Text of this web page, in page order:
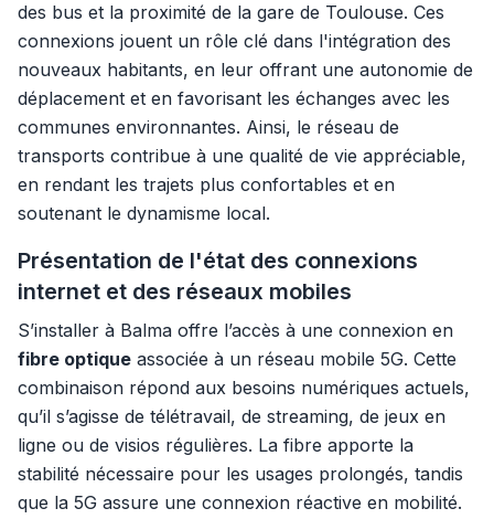
des bus et la proximité de la gare de Toulouse. Ces
connexions jouent un rôle clé dans l'intégration des
nouveaux habitants, en leur offrant une autonomie de
déplacement et en favorisant les échanges avec les
communes environnantes. Ainsi, le réseau de
transports contribue à une qualité de vie appréciable,
en rendant les trajets plus confortables et en
soutenant le dynamisme local.
Présentation de l'état des connexions
internet et des réseaux mobiles
S’installer à Balma offre l’accès à une connexion en
fibre optique associée à un réseau mobile 5G. Cette
combinaison répond aux besoins numériques actuels,
qu’il s’agisse de télétravail, de streaming, de jeux en
ligne ou de visios régulières. La fibre apporte la
stabilité nécessaire pour les usages prolongés, tandis
que la 5G assure une connexion réactive en mobilité.